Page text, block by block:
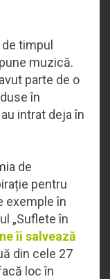
timpul
muzică.
parte de o
în
intrat deja în
de
pentru
exemple în
„Suflete în
îi salvează
din cele 27
loc în